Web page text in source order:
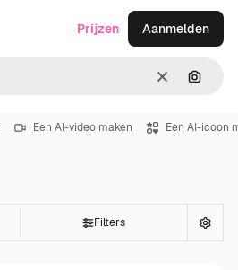
Wissen
Prijzen Aanmelden
Een AI-video maken Een AI-icoon
Filters